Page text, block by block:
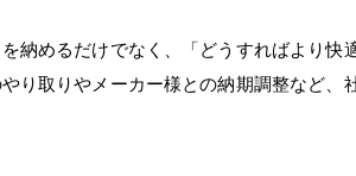
納めるだけでなく、「どうすればより
り取りやメーカー様との納期調整など